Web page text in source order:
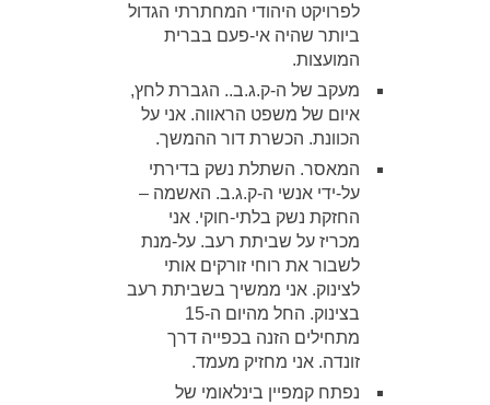
לפרויקט היהודי המחתרתי הגדול
ביותר שהיה אי-פעם בברית
המועצות.
מעקב של ה-ק.ג.ב.. הגברת לחץ,
איום של משפט הראווה. אני על
הכוונת. הכשרת דור ההמשך.
המאסר. השתלת נשק בדירתי
על-ידי אנשי ה-ק.ג.ב. האשמה –
החזקת נשק בלתי-חוקי. אני
מכריז על שביתת רעב. על-מנת
לשבור את רוחי זורקים אותי
לצינוק. אני ממשיך בשביתת רעב
בצינוק. החל מהיום ה-15
מתחילים הזנה בכפייה דרך
זונדה. אני מחזיק מעמד.
נפתח קמפיין בינלאומי של